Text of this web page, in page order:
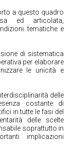
a questo quadro
ed articolata,
tematiche e
di sistematica
per elaborare
le unicità e
delle
costante di
in tutte le fasi del
delle scelte
soprattutto in
implicazioni